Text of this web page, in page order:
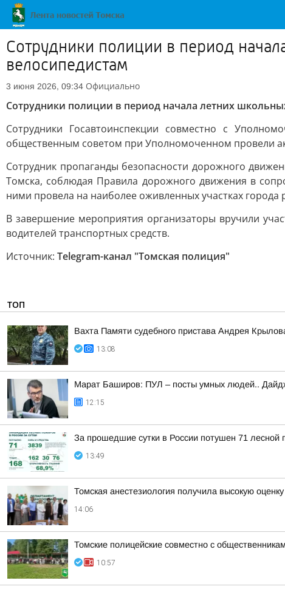
Сотрудники полиции в период
велосипедистам
3 июня 2026, 09:34 Официально
Сотрудники полиции в период начала летних
Сотрудники Госавтоинспекции совместно с
общественным советом при Уполномоченном провели
Сотрудник пропаганды безопасности дорожного
Томска, соблюдая Правила дорожного движения в
ними провела на наиболее оживленных участках
В завершение мероприятия организаторы вручили
водителей транспортных средств.
Источник: Telegram-канал "Томская полиция"
ТОП
Вахта Памяти судебного пристава Андрея
13:08
Марат Баширов: ПУЛ – посты умных людей..
12:15
За прошедшие сутки в России потушен 71 лесной
13:49
Томская анестезиология получила высокую
14:06
Томские полицейские совместно с
10:57